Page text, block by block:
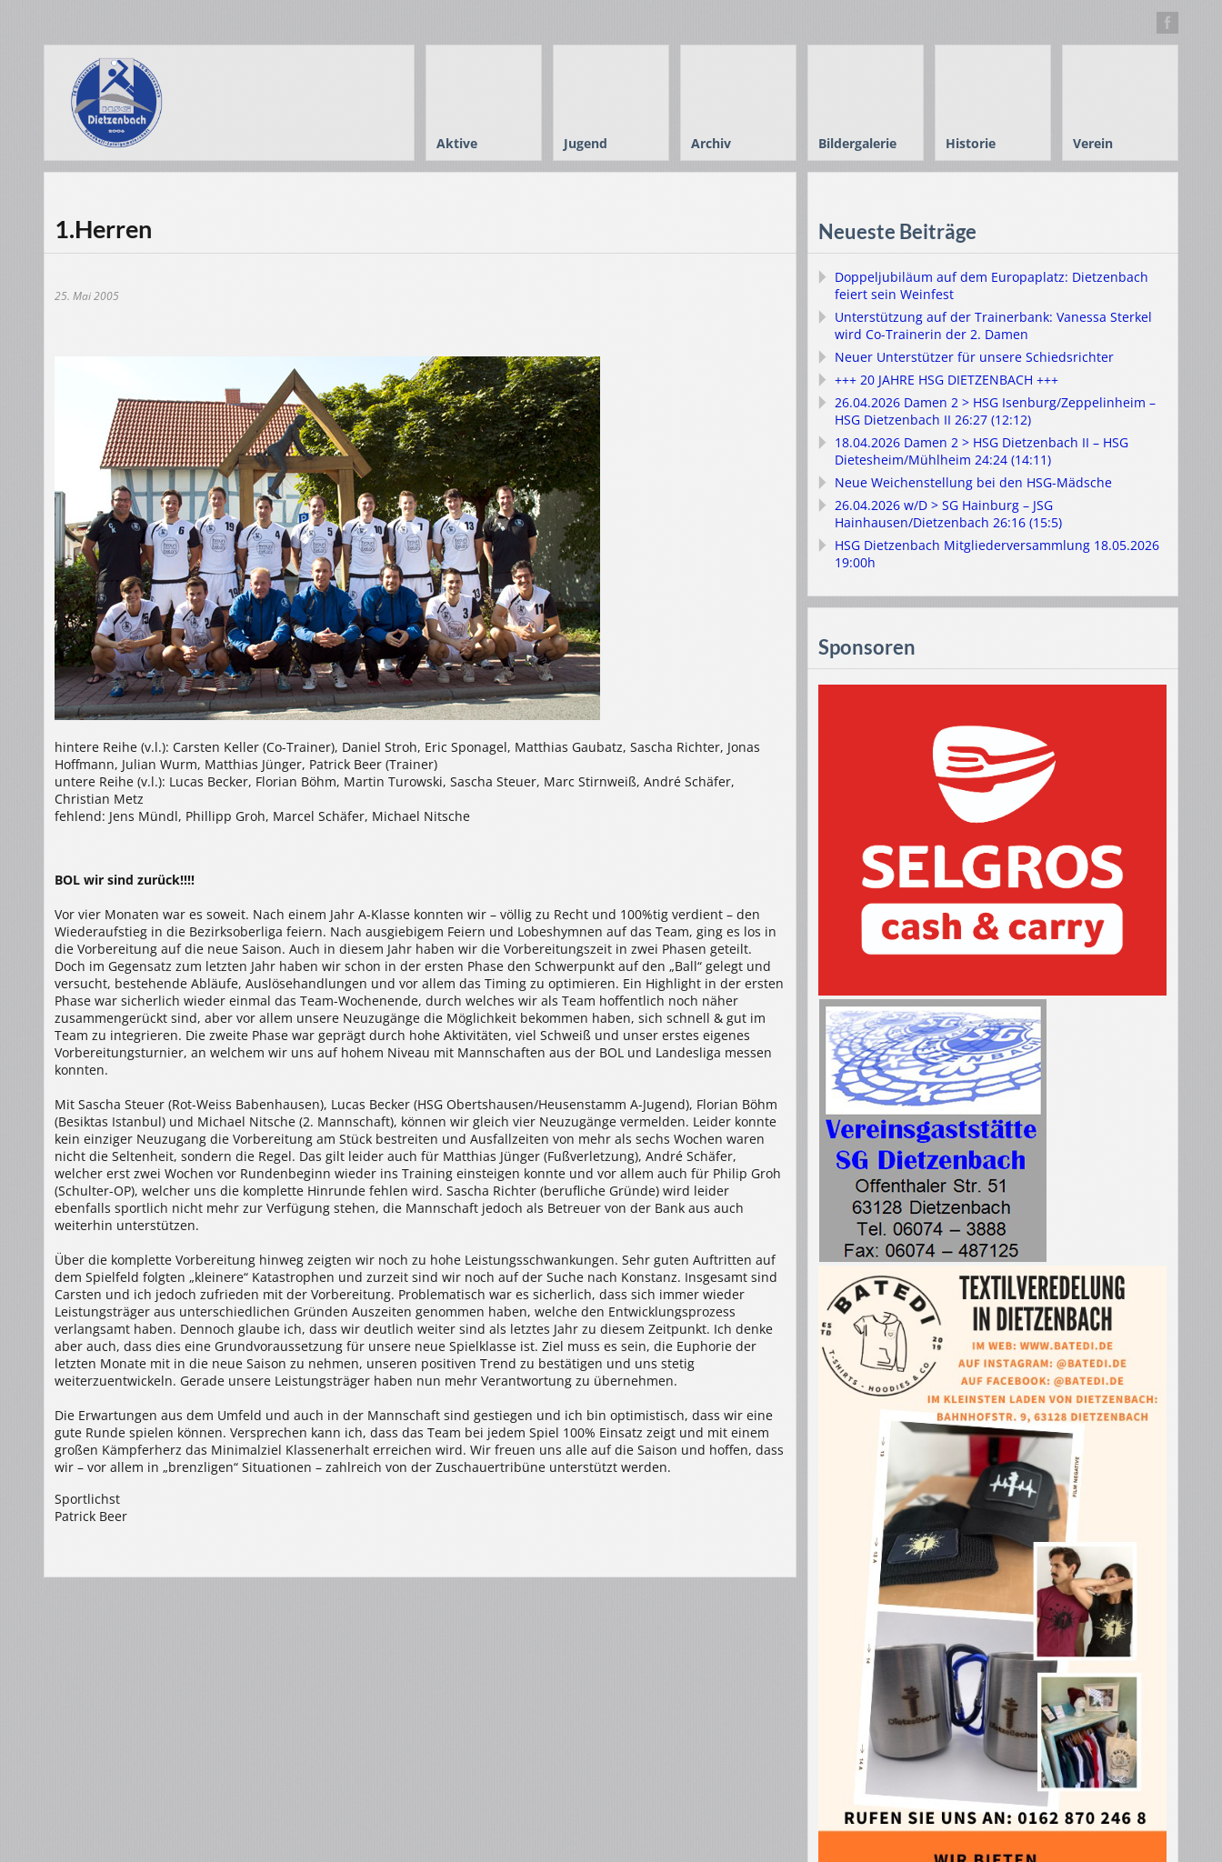
Aktive Jugend Archiv Bildergalerie Historie Verein
1.Herren
25. Mai 2005
hintere Reihe (v.l.): Carsten Keller (Co-Trainer), Daniel Stroh, Eric Sponagel, Matthias Gaubatz, Sascha Richter, Jonas
Hoffmann, Julian Wurm, Matthias Jünger, Patrick Beer (Trainer)
untere Reihe (v.l.): Lucas Becker, Florian Böhm, Martin Turowski, Sascha Steuer, Marc Stirnweiß, André Schäfer,
Christian Metz
fehlend: Jens Mündl, Phillipp Groh, Marcel Schäfer, Michael Nitsche
BOL wir sind zurück!!!!
Vor vier Monaten war es soweit. Nach einem Jahr A-Klasse konnten wir – völlig zu Recht und 100%tig verdient – den
Wiederaufstieg in die Bezirksoberliga feiern. Nach ausgiebigem Feiern und Lobeshymnen auf das Team, ging es los in
die Vorbereitung auf die neue Saison. Auch in diesem Jahr haben wir die Vorbereitungszeit in zwei Phasen geteilt.
Doch im Gegensatz zum letzten Jahr haben wir schon in der ersten Phase den Schwerpunkt auf den „Ball“ gelegt und
versucht, bestehende Abläufe, Auslösehandlungen und vor allem das Timing zu optimieren. Ein Highlight in der ersten
Phase war sicherlich wieder einmal das Team-Wochenende, durch welches wir als Team hoffentlich noch näher
zusammengerückt sind, aber vor allem unsere Neuzugänge die Möglichkeit bekommen haben, sich schnell & gut im
Team zu integrieren. Die zweite Phase war geprägt durch hohe Aktivitäten, viel Schweiß und unser erstes eigenes
Vorbereitungsturnier, an welchem wir uns auf hohem Niveau mit Mannschaften aus der BOL und Landesliga messen
konnten.
Mit Sascha Steuer (Rot-Weiss Babenhausen), Lucas Becker (HSG Obertshausen/Heusenstamm A-Jugend), Florian Böhm
(Besiktas Istanbul) und Michael Nitsche (2. Mannschaft), können wir gleich vier Neuzugänge vermelden. Leider konnte
kein einziger Neuzugang die Vorbereitung am Stück bestreiten und Ausfallzeiten von mehr als sechs Wochen waren
nicht die Seltenheit, sondern die Regel. Das gilt leider auch für Matthias Jünger (Fußverletzung), André Schäfer,
welcher erst zwei Wochen vor Rundenbeginn wieder ins Training einsteigen konnte und vor allem auch für Philip Groh
(Schulter-OP), welcher uns die komplette Hinrunde fehlen wird. Sascha Richter (berufliche Gründe) wird leider
ebenfalls sportlich nicht mehr zur Verfügung stehen, die Mannschaft jedoch als Betreuer von der Bank aus auch
weiterhin unterstützen.
Über die komplette Vorbereitung hinweg zeigten wir noch zu hohe Leistungsschwankungen. Sehr guten Auftritten auf
dem Spielfeld folgten „kleinere“ Katastrophen und zurzeit sind wir noch auf der Suche nach Konstanz. Insgesamt sind
Carsten und ich jedoch zufrieden mit der Vorbereitung. Problematisch war es sicherlich, dass sich immer wieder
Leistungsträger aus unterschiedlichen Gründen Auszeiten genommen haben, welche den Entwicklungsprozess
verlangsamt haben. Dennoch glaube ich, dass wir deutlich weiter sind als letztes Jahr zu diesem Zeitpunkt. Ich denke
aber auch, dass dies eine Grundvoraussetzung für unsere neue Spielklasse ist. Ziel muss es sein, die Euphorie der
letzten Monate mit in die neue Saison zu nehmen, unseren positiven Trend zu bestätigen und uns stetig
weiterzuentwickeln. Gerade unsere Leistungsträger haben nun mehr Verantwortung zu übernehmen.
Die Erwartungen aus dem Umfeld und auch in der Mannschaft sind gestiegen und ich bin optimistisch, dass wir eine
gute Runde spielen können. Versprechen kann ich, dass das Team bei jedem Spiel 100% Einsatz zeigt und mit einem
großen Kämpferherz das Minimalziel Klassenerhalt erreichen wird. Wir freuen uns alle auf die Saison und hoffen, dass
wir – vor allem in „brenzligen“ Situationen – zahlreich von der Zuschauertribüne unterstützt werden.
Sportlichst
Patrick Beer
Neueste Beiträge
Doppeljubiläum auf dem Europaplatz: Dietzenbach
feiert sein Weinfest
Unterstützung auf der Trainerbank: Vanessa Sterkel
wird Co-Trainerin der 2. Damen
Neuer Unterstützer für unsere Schiedsrichter
+++ 20 JAHRE HSG DIETZENBACH +++
26.04.2026 Damen 2 > HSG Isenburg/Zeppelinheim –
HSG Dietzenbach II 26:27 (12:12)
18.04.2026 Damen 2 > HSG Dietzenbach II – HSG
Dietesheim/Mühlheim 24:24 (14:11)
Neue Weichenstellung bei den HSG-Mädsche
26.04.2026 w/D > SG Hainburg – JSG
Hainhausen/Dietzenbach 26:16 (15:5)
HSG Dietzenbach Mitgliederversammlung 18.05.2026
19:00h
Sponsoren